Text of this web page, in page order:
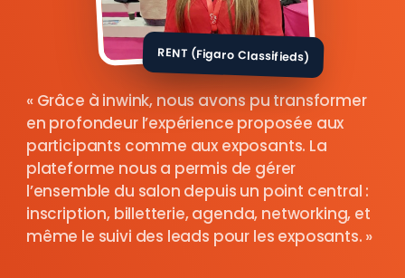
RENT (Figaro Classifieds)
Grâce à inwink, nous avons pu transformer
en profondeur l’expérience proposée aux
participants comme aux exposants. La
plateforme nous a permis de gérer
l’ensemble du salon depuis un point central :
inscription, billetterie, agenda, networking, et
même le suivi des leads pour les exposants.